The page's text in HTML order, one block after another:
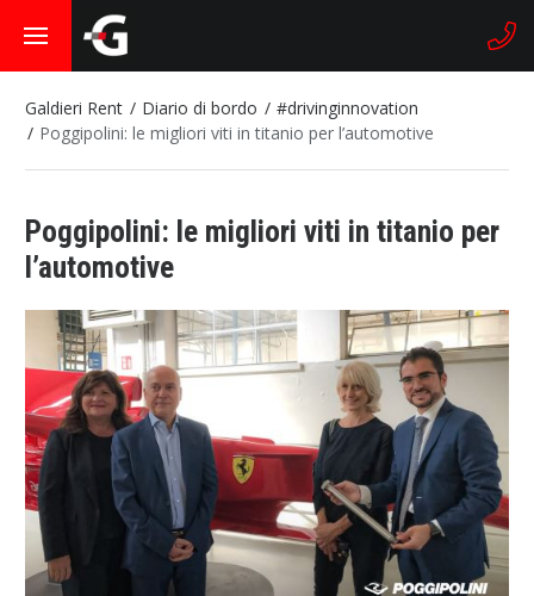
Galdieri Rent Diario di bordo
#drivinginnovation
Poggipolini: le migliori viti in titanio per l’automotive
Poggipolini: le migliori viti in titanio per
l’automotive